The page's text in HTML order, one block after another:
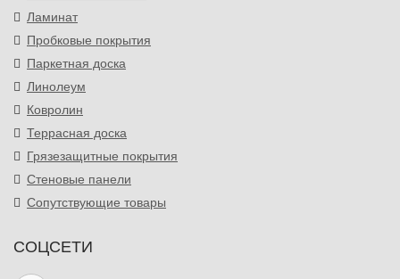
Ламинат
Пробковые покрытия
Паркетная доска
Линолеум
Ковролин
Террасная доска
Грязезащитные покрытия
Стеновые панели
Сопутствующие товары
СОЦСЕТИ